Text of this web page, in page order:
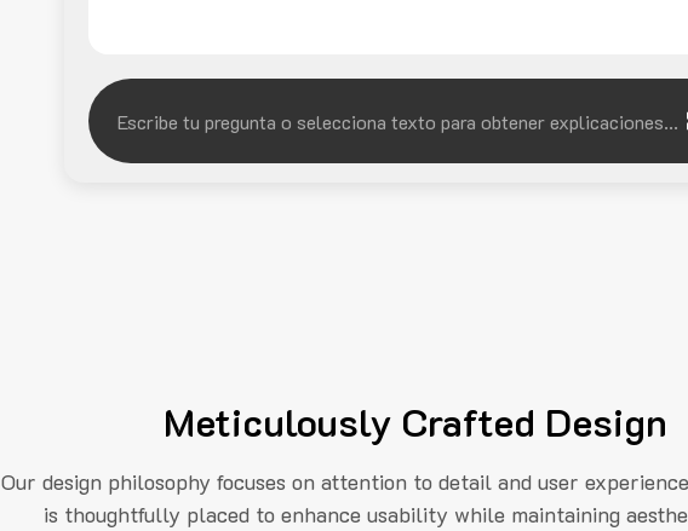
Meticulously Crafted Design
Our design philosophy focuses on attention to detail and user
is thoughtfully placed to enhance usability while maintaining